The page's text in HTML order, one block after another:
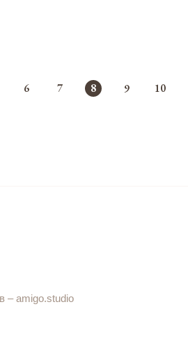
6 7 8 9 10
–amigo.studio